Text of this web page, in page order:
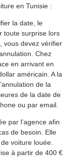
en Tunisie :
la date, le
toute surprise lors
vous devez vérifier
Chez
en arrivant en
américain. A la
de la
de la date de
ou par email.
par l’agence afin
de besoin. Elle
voiture louée.
à partir de 400 €